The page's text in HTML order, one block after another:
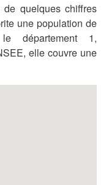
quelques chiffres
une population de
département 1,
elle couvre une